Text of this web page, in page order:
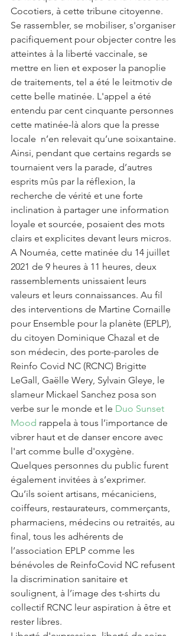
Cocotiers, à cette tribune citoyenne.
Se rassembler, se mobiliser, s'organiser
pacifiquement pour objecter contre les
atteintes à la liberté vaccinale, se
mettre en lien et exposer la panoplie
de traitements, tel a été le leitmotiv de
cette belle matinée. L'appel a été
entendu par cent cinquante personnes
cette matinée-là alors que la presse
locale  n’en relevait qu’une soixantaine.
Ainsi, pendant que certains regards se
tournaient vers la parade, d’autres
esprits mûs par la réflexion, la
recherche de vérité et une forte
inclination à partager une information
loyale et sourcée, posaient des mots
clairs et explicites devant leurs micros.
A Nouméa, cette matinée du 14 juillet
2021 de 9 heures à 11 heures, deux
rassemblements unissaient leurs
valeurs et leurs connaissances. Au fil
des interventions de Martine Cornaille
pour Ensemble pour la planète (EPLP),
du citoyen Dominique Chazal et de
son médecin, des porte-paroles de
Reinfo Covid NC (RCNC) Brigitte
LeGall, Gaëlle Wery, Sylvain Gleye, le
slameur Mickael Sanchez posa son
verbe sur le monde et le Duo Sunset
Mood rappela à tous l’importance de
vibrer haut et de danser encore avec
l'art comme bulle d'oxygène.
Quelques personnes du public furent
également invitées à s’exprimer.
Qu’ils soient artisans, mécaniciens,
coiffeurs, restaurateurs, commerçants,
pharmaciens, médecins ou retraités, au
final, tous les adhérents de
l’association EPLP comme les
bénévoles de ReinfoCovid NC refusent
la discrimination sanitaire et
soulignent, à l’image des t-shirts du
collectif RCNC leur aspiration à être et
rester libres.